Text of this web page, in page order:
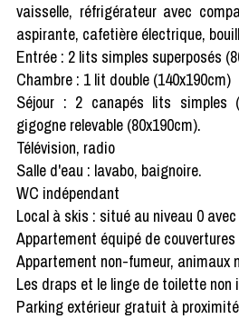
vaisselle, réfrigérateur avec
aspirante, cafetière électrique,
Entrée : 2 lits simples superposés
Chambre : 1 lit double (140x190cm)
Séjour : 2 canapés lits simples
gigogne relevable (80x190cm).
Télévision, radio
Salle d'eau : lavabo, baignoire.
WC indépendant
Local à skis : situé au niveau 0
Appartement équipé de
Appartement non-fumeur, animaux
Les draps et le linge de toilette non
Parking extérieur gratuit à